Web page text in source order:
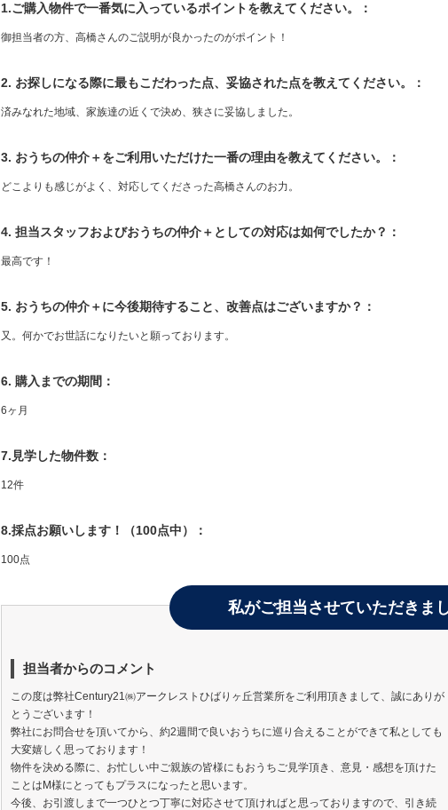
1.ご購入物件で一番気に入っているポイントを教えてください。：
御担当者の方、高橋さんのご説明が良かったのがポイント！
2. お探しになる際に最もこだわった点、妥協された点を教えてください。：
済みなれた地域、家族達の近くで決め、狭さに妥協しました。
3. おうちの仲介＋をご利用いただけた一番の理由を教えてください。：
どこよりも感じがよく、対応してくださった高橋さんのお力。
4. 担当スタッフおよびおうちの仲介＋としての対応は如何でしたか？：
最高です！
5. おうちの仲介＋に今後期待すること、改善点はございますか？：
又。何かでお世話になりたいと願っております。
6. 購入までの期間：
6ヶ月
7.見学した物件数：
12件
8.採点お願いします！（100点中）：
100点
私がご担当させていただきま
担当者からのコメント
この度は弊社Century21㈱アークレストひばりヶ丘営業所をご利用頂きまして、誠にありが
とうございます！
弊社にお問合せを頂いてから、約2週間で良いおうちに巡り合えることができて私としても
大変嬉しく思っております！
物件を決める際に、お忙しい中ご親族の皆様にもおうちご見学頂き、意見・感想を頂けた
ことはM様にとってもプラスになったと思います。
今後、お引渡しまで一つひとつ丁寧に対応させて頂ければと思っておりますので、引き続